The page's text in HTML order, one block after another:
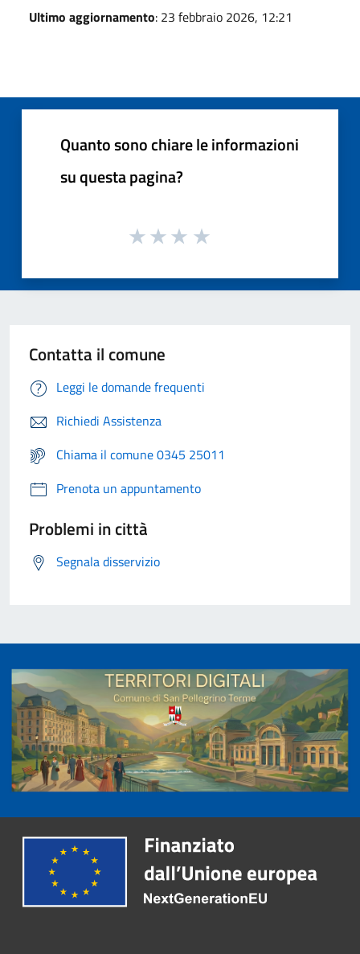
Ultimo aggiornamento: 23 febbraio 2026, 12:21
Quanto sono chiare le informazioni
su questa pagina?
Contatta il comune
Leggi le domande frequenti
Richiedi Assistenza
Chiama il comune 0345 25011
Prenota un appuntamento
Problemi in città
Segnala disservizio